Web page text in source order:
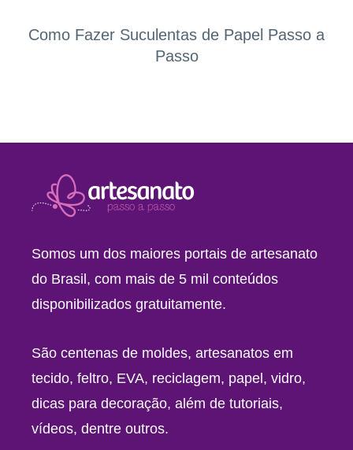
Como Fazer Suculentas de Papel Passo a
Passo
Somos um dos maiores portais de artesanato
do Brasil, com mais de 5 mil conteúdos
disponibilizados gratuitamente.
São centenas de moldes, artesanatos em
tecido, feltro, EVA, reciclagem, papel, vidro,
dicas para decoração, além de tutoriais,
vídeos, dentre outros.